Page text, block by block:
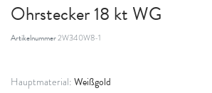
Ohrstecker 18 kt WG
Artikelnummer2W340W8-1
Hauptmaterial: Weißgold